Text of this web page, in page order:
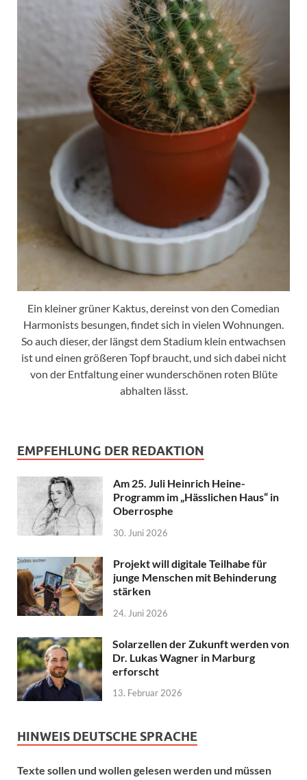
Ein kleiner grüner Kaktus, dereinst von den Comedian
Harmonists besungen, findet sich in vielen Wohnungen.
So auch dieser, der längst dem Stadium klein entwachsen
ist und einen größeren Topf braucht, und sich dabei nicht
von der Entfaltung einer wunderschönen roten Blüte
abhalten lässt.
EMPFEHLUNG DER REDAKTION
Am 25. Juli Heinrich Heine-
Programm im „Hässlichen Haus“ in
Oberrosphe
30. Juni 2026
Projekt will digitale Teilhabe für
junge Menschen mit Behinderung
stärken
24. Juni 2026
Solarzellen der Zukunft werden von
Dr. Lukas Wagner in Marburg
erforscht
13. Februar 2026
HINWEIS DEUTSCHE SPRACHE
Texte sollen und wollen gelesen werden und müssen